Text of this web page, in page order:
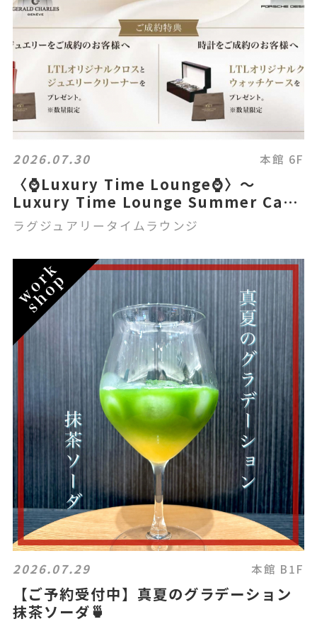
2026.07.30 本館 6F
〈⌚Luxury Time Lounge⌚〉～
Luxury Time Lounge Summer Care
Campaign～ 開催
ラグジュアリータイムラウンジ
2026.07.29 本館 B1F
【ご予約受付中】真夏のグラデーション
抹茶ソーダ🍵